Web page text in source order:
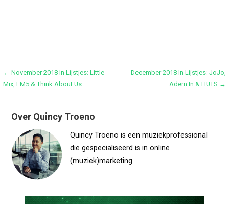
Bericht
← November 2018 In Lijstjes: Little
Mix, LM5 & Think About Us
December 2018 In Lijstjes: JoJo,
Adem In & HUTS →
Over Quincy Troeno
Quincy Troeno is een muziekprofessional
die gespecialiseerd is in online
(muziek)marketing.